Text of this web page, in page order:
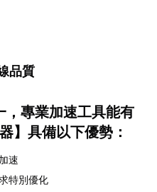
品質
，專業加速工具能有
】具備以下優勢：
速
特別優化